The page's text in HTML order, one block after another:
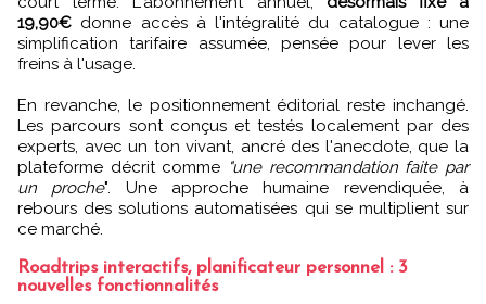
19,90€ donne accès à l'intégralité du catalogue : une
simplification tarifaire assumée, pensée pour lever les
freins à l'usage.
En revanche, le positionnement éditorial reste inchangé.
Les parcours sont conçus et testés localement par des
experts, avec un ton vivant, ancré des l'anecdote, que la
plateforme décrit comme "une recommandation faite par
un proche". Une approche humaine revendiquée, à
rebours des solutions automatisées qui se multiplient sur
ce marché.
Roadtrips interactifs, planificateur personnel : 3
nouvelles fonctionnalités